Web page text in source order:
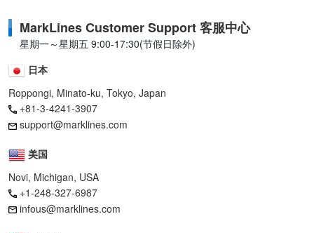
MarkLines Customer Support 客服中心
星期一～星期五 9:00-17:30(节假日除外)
日本
Roppongi, Minato-ku, Tokyo, Japan
+81-3-4241-3907
support@marklines.com
美国
Novi, Michigan, USA
+1-248-327-6987
infous@marklines.com